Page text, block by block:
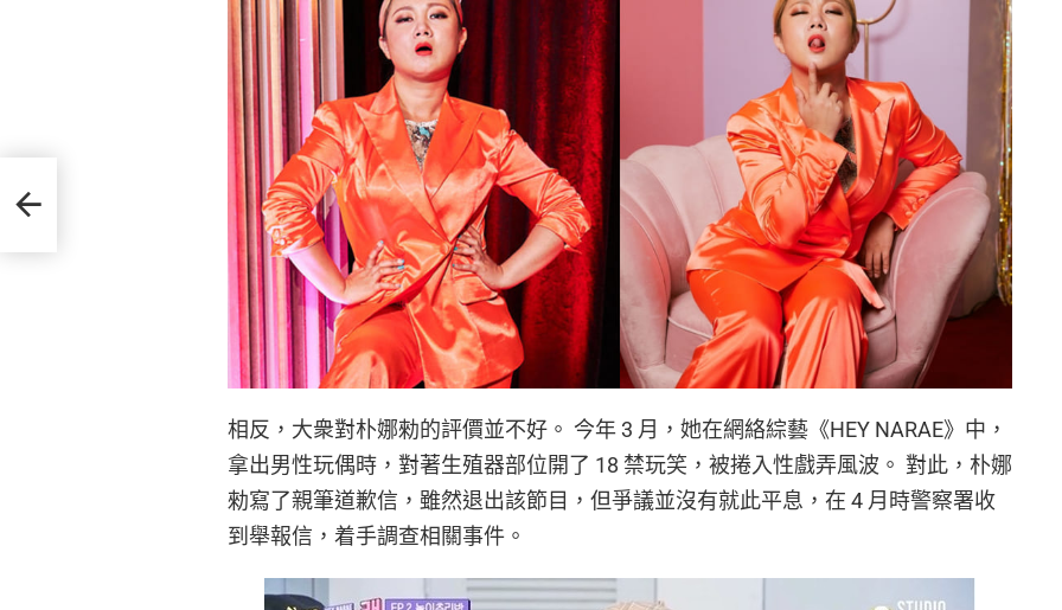
相反，大衆對朴娜勑的評價並不好。 今年 3 月，她在網絡綜藝《HEY NARAE》中，
拿出男性玩偶時，對著生殖器部位開了 18 禁玩笑，被捲入性戲弄風波。 對此，朴娜
勑寫了親筆道歉信，雖然退出該節目，但爭議並沒有就此平息，在 4 月時警察署收
到舉報信，着手調查相關事件。